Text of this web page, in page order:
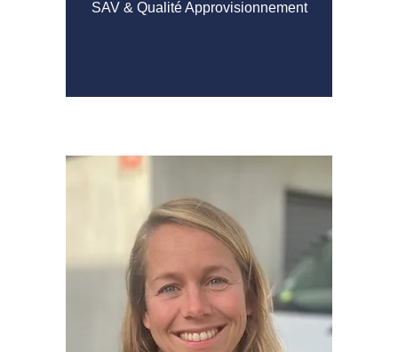
SAV & Qualité Approvisionnement